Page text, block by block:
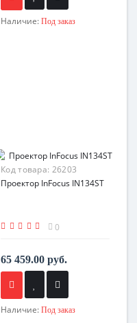
Наличие: Под заказ
Код товара: 26203
Проектор InFocus IN134ST
0
65 459.00 руб.
Наличие: Под заказ